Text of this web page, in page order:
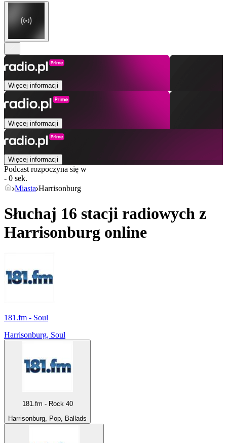
Więcej informacji
Więcej informacji
Więcej informacji
Podcast rozpoczyna się w
- 0 sek.
Miasta Harrisonburg
Słuchaj 16 stacji radiowych z
Harrisonburg online
181.fm - Soul
Harrisonburg, Soul
181.fm - Rock 40
Harrisonburg, Pop, Ballads